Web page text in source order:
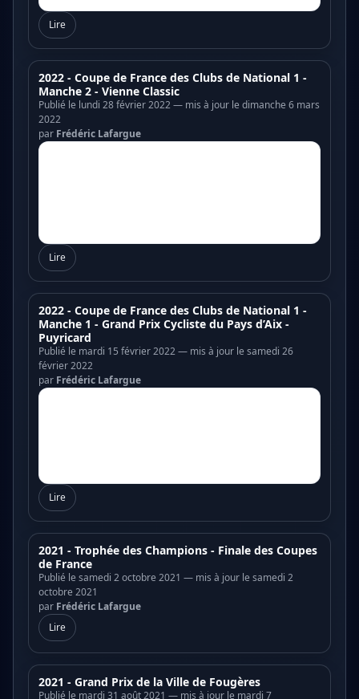
Lire
2022 - Coupe de France des Clubs de National 1 -
Manche 2 - Vienne Classic
Publié le lundi 28 février 2022 — mis à jour le dimanche 6 mars
2022
par Frédéric Lafargue
Lire
2022 - Coupe de France des Clubs de National 1 -
Manche 1 - Grand Prix Cycliste du Pays d’Aix -
Puyricard
Publié le mardi 15 février 2022 — mis à jour le samedi 26
février 2022
par Frédéric Lafargue
Lire
2021 - Trophée des Champions - Finale des Coupes
de France
Publié le samedi 2 octobre 2021 — mis à jour le samedi 2
octobre 2021
par Frédéric Lafargue
Lire
2021 - Grand Prix de la Ville de Fougères
Publié le mardi 31 août 2021 — mis à jour le mardi 7